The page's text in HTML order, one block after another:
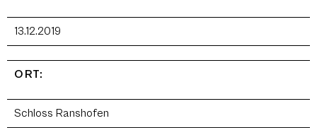
13.12.2019
ORT:
Schloss Ranshofen